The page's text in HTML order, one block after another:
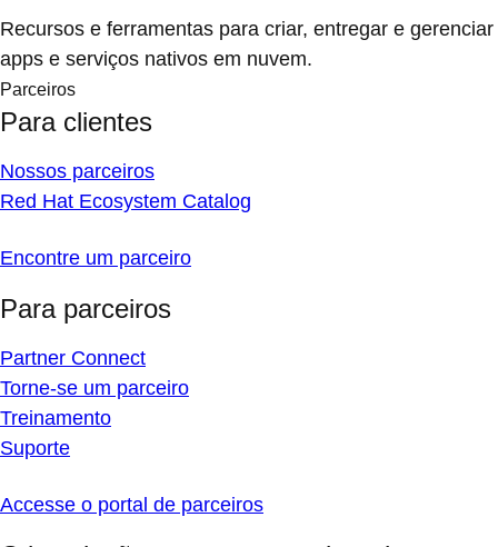
Recursos e ferramentas para criar, entregar e gerenciar
apps e serviços nativos em nuvem.
Parceiros
Para clientes
Nossos parceiros
Red Hat Ecosystem Catalog
Encontre um parceiro
Para parceiros
Partner Connect
Torne-se um parceiro
Treinamento
Suporte
Accesse o portal de parceiros